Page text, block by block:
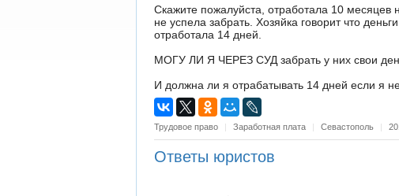
Скажите пожалуйста, отработала 10
не успела забрать. Хозяйка говорит что
отработала 14 дней.
МОГУ ЛИ Я ЧЕРЕЗ СУД забрать у них свои
И должна ли я отрабатывать 14 дней если я
Трудовое право | Заработная плата | Севастополь |
Ответы юристов